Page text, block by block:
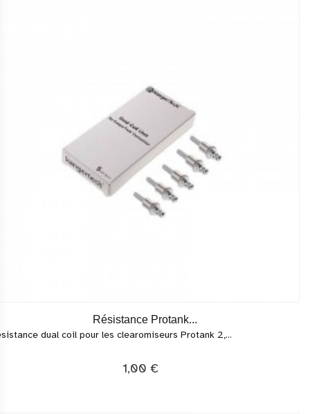
Résistance Protank...
dual coil pour les clearomiseurs Protank 2,...
1,00 €